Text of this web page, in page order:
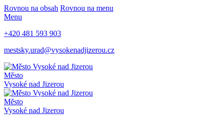
Rovnou na obsah Rovnou na menu
Menu
+420 481 593 903
mestsky.urad@vysokenadjizerou.cz
Město
Vysoké nad Jizerou
Město
Vysoké nad Jizerou